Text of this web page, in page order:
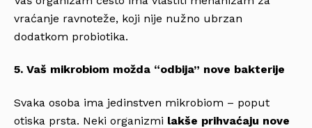
vraćanje ravnoteže, koji nije nužno ubrzan
dodatkom probiotika.
5. Vaš mikrobiom možda “odbija” nove bakterije
Svaka osoba ima jedinstven mikrobiom – poput
otiska prsta. Neki organizmi lakše prihvaćaju nove